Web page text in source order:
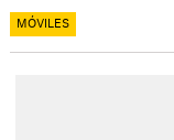
MÓVILES